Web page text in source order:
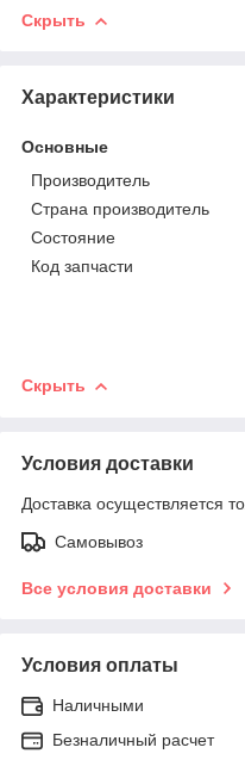
Скрыть
Характеристики
Основные
Производитель
Страна производитель
Состояние
Код запчасти
Скрыть
Условия доставки
Доставка осуществляется
Самовывоз
Все условия доставки
Условия оплаты
Наличными
Безналичный расчет